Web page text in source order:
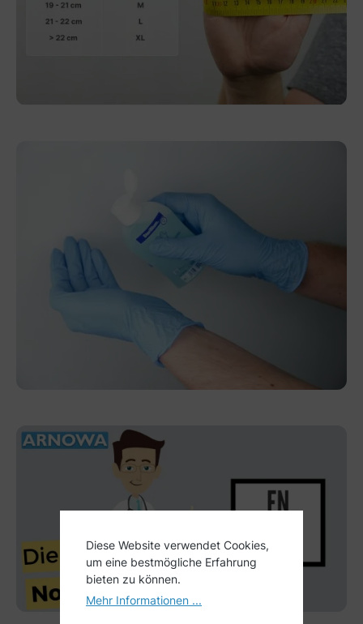
Diese Website verwendet Cookies,
um eine bestmögliche Erfahrung
bieten zu können.
Mehr Informationen ...